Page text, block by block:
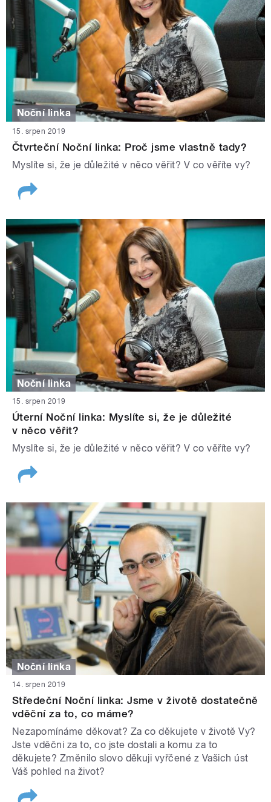
Noční linka
15. srpen 2019
Čtvrteční Noční linka: Proč jsme vlastně tady?
Myslíte si, že je důležité v něco věřit? V co věříte vy?
Noční linka
15. srpen 2019
Úterní Noční linka: Myslíte si, že je důležité
v něco věřit?
Myslíte si, že je důležité v něco věřit? V co věříte vy?
Noční linka
14. srpen 2019
Středeční Noční linka: Jsme v životě dostatečně
vděční za to, co máme?
Nezapomínáme děkovat? Za co děkujete v životě Vy?
Jste vděčni za to, co jste dostali a komu za to
děkujete? Změnilo slovo děkuji vyřčené z Vašich úst
Váš pohled na život?